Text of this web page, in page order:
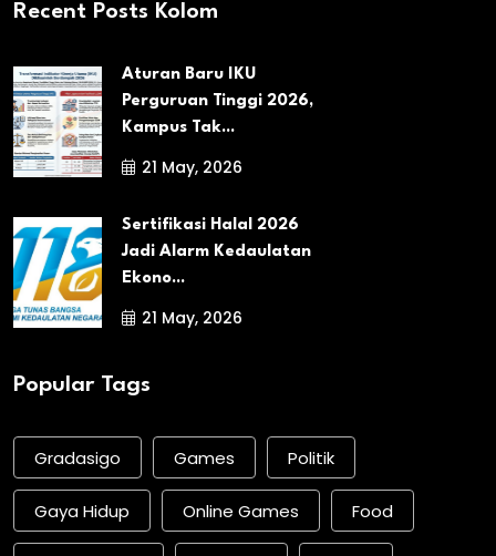
Recent Posts Kolom
Aturan Baru IKU
Perguruan Tinggi 2026,
Kampus Tak...
21 May, 2026
Sertifikasi Halal 2026
Jadi Alarm Kedaulatan
Ekono...
21 May, 2026
Popular Tags
Gradasigo Games Politik
Gaya Hidup Online Games Food